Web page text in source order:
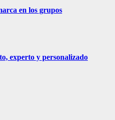
en los grupos
experto y personalizado